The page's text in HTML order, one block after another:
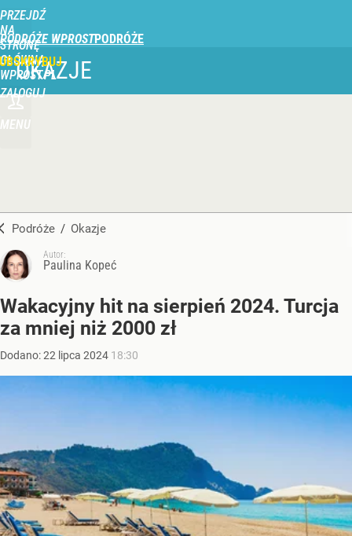
PRZEJDŹ
NA
STRONĘ
GŁÓWNĄ
WPROST.PL
PODRÓŻE WPROST
ZALOGUJ
MENU
OKAZJE
Podróże / Okazje
Autor:
Paulina Kopeć
Wakacyjny hit na sierpień 2024. Turcja
za mniej niż 2000 zł
Dodano:22 lipca 2024 18:30